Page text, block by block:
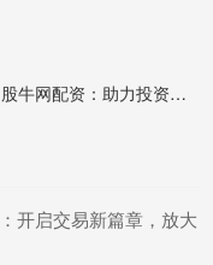
股票配资怎么赚钱 股牛网配资：助力投资者放大收益，实现财富梦想
开启交易新篇章，放大